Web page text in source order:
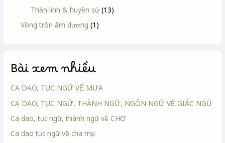
Thần linh & huyền sử (13)
Vòng tròn âm dương (1)
Bài xem nhiều
CA DAO, TỤC NGỮ VỀ MƯA
CA DAO, TỤC NGỮ, THÀNH NGỮ, NGÔN NGỮ VỀ GIẤC NGỦ
Ca dao, tục ngữ, thành ngữ về CHỢ
Ca dao tục ngữ về cha mẹ